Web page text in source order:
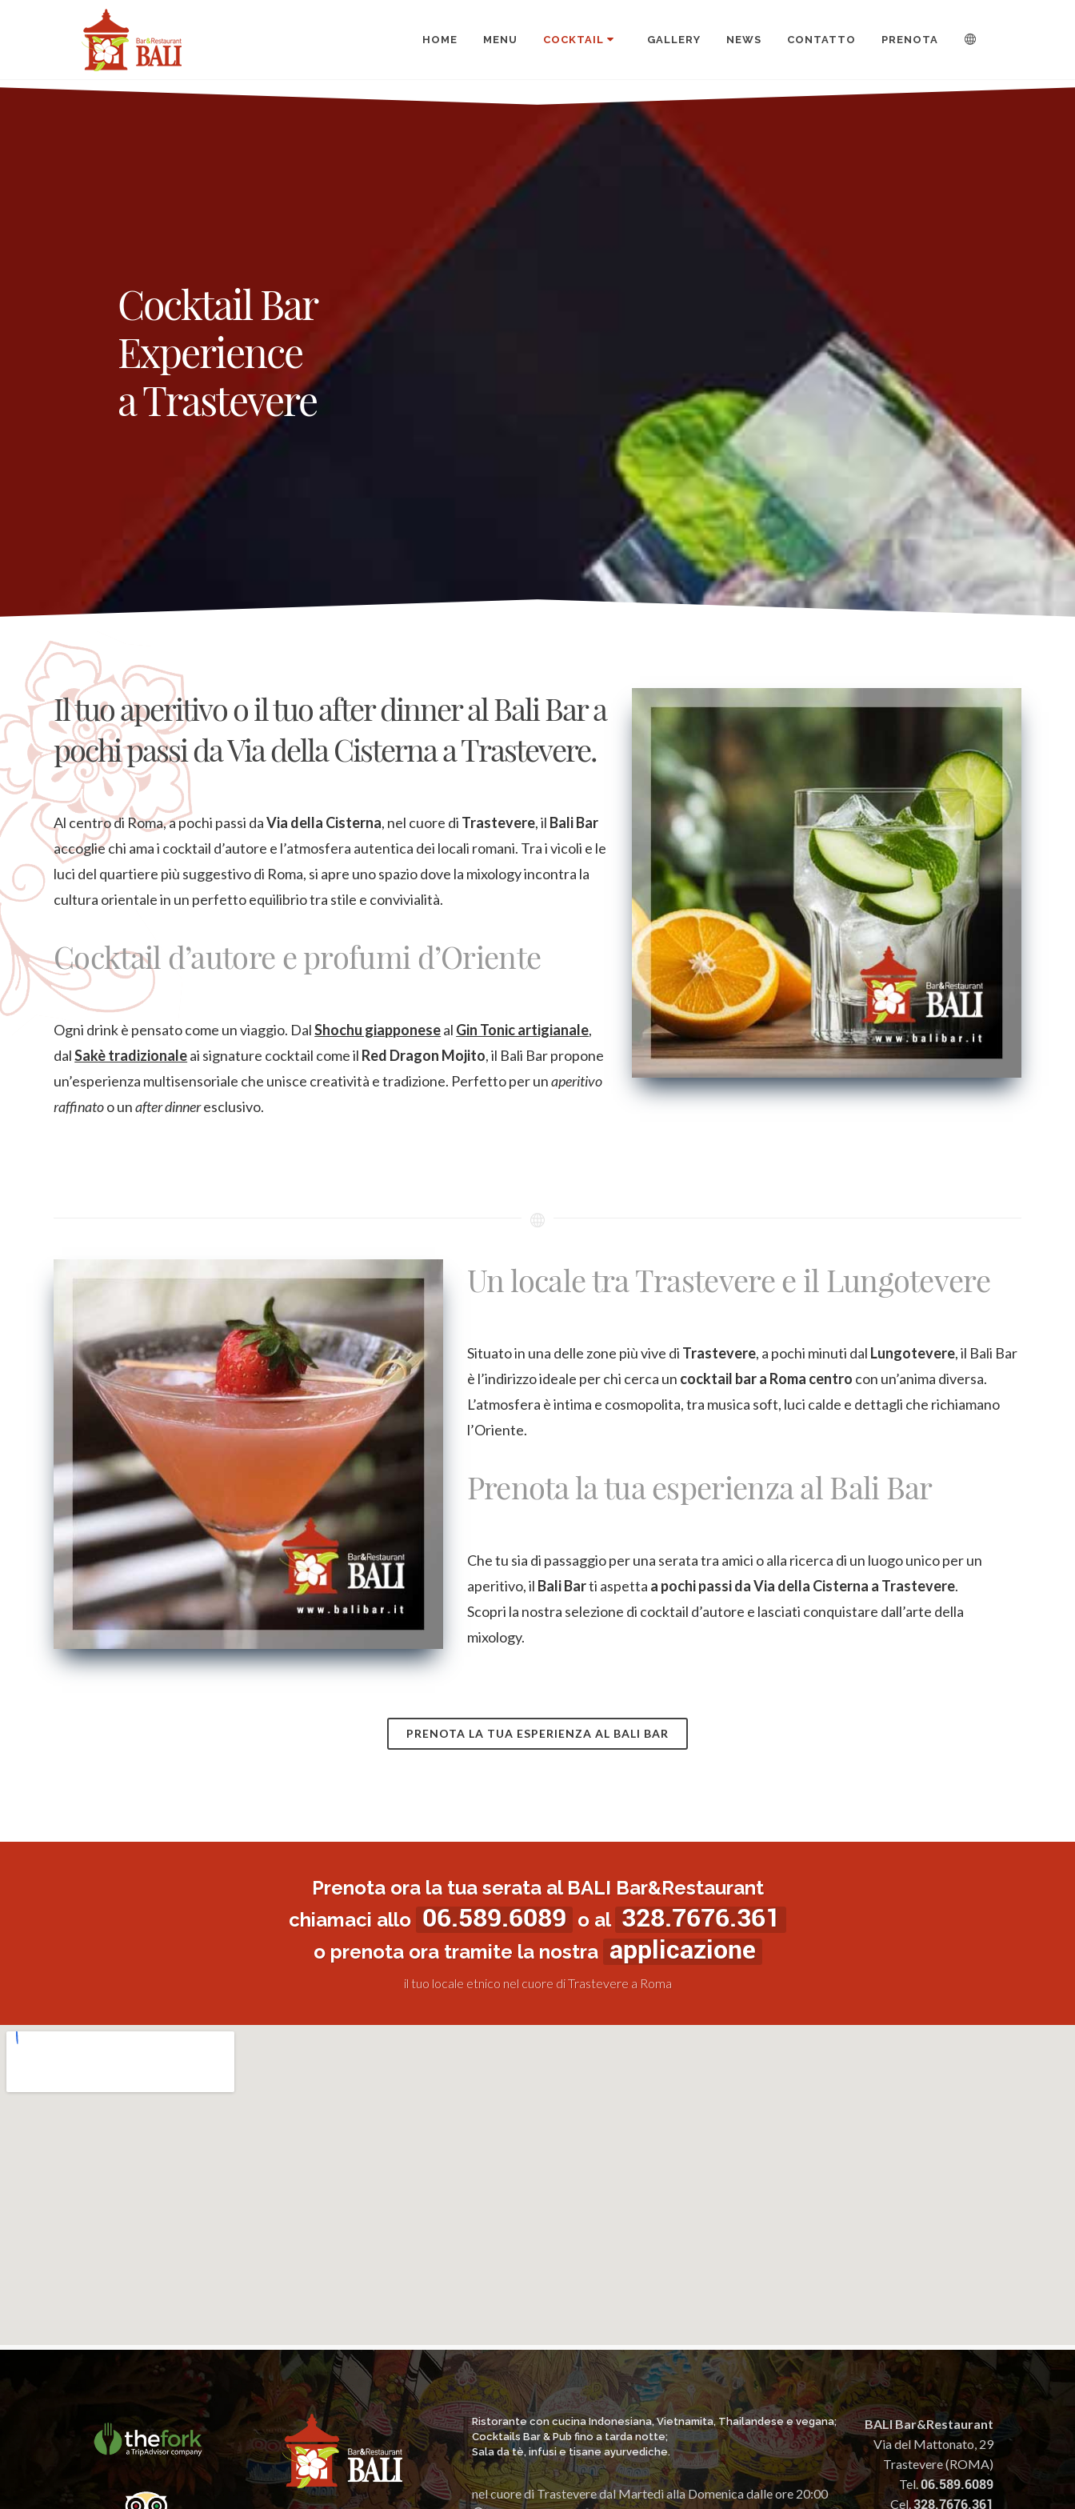
HOME MENU COCKTAIL GALLERY NEWS CONTATTO PRENOTA
Cocktail Bar
Experience
a Trastevere
Il tuo aperitivo o il tuo after dinner al Bali Bar a
pochi passi da Via della Cisterna a Trastevere.
Al centro di Roma, a pochi passi daVia della Cisterna, nel cuore di Trastevere, il Bali Bar
accoglie chi ama i cocktail d’autore e l’atmosfera autentica dei locali romani. Tra i vicoli e le
luci del quartiere più suggestivo di Roma, si apre uno spazio dove la mixology incontra la
cultura orientale in un perfetto equilibrio tra stile e convivialità.
Cocktail d’autore e profumi d’Oriente
Ogni drink è pensato come un viaggio. DalShochu giapponeseal Gin Tonic artigianale,
dalSakè tradizionaleai signature cocktail come il Red Dragon Mojito, il Bali Bar propone
un’esperienza multisensoriale che unisce creatività e tradizione. Perfetto per unaperitivo
raffinatoo unafter dinneresclusivo.
Un locale tra Trastevere e il Lungotevere
Situato in una delle zone più vive di Trastevere, a pochi minuti dal Lungotevere, il Bali Bar
è l’indirizzo ideale per chi cerca un cocktail bar a Roma centro con un’anima diversa.
L’atmosfera è intima e cosmopolita, tra musica soft, luci calde e dettagli che richiamano
l’Oriente.
Prenota la tua esperienza al Bali Bar
Che tu sia di passaggio per una serata tra amici o alla ricerca di un luogo unico per un
aperitivo, il Bali Barti aspetta a pochi passi da Via della Cisterna a Trastevere.
Scopri la nostra selezione di cocktail d’autore e lasciati conquistare dall’arte della
mixology.
PRENOTA LA TUA ESPERIENZA AL BALI BAR
Prenota ora la tua serata al BALI Bar&Restaurant
chiamaci allo 06.589.6089 o al 328.7676.361
o prenota ora tramite la nostra applicazione
il tuo locale etnico nel cuore di Trastevere a Roma
Ristorante con cucina Indonesiana, Vietnamita, Thailandese e vegana;
Cocktails Bar & Pub fino a tarda notte;
Sala da tè, infusi e tisane ayurvediche.
nel cuore di Trastevere dal Martedì alla Domenica dalle ore 20:00
BALI Bar&Restaurant
Via del Mattonato, 29
Trastevere (ROMA)
Tel.06.589.6089
Cel.328.7676.361